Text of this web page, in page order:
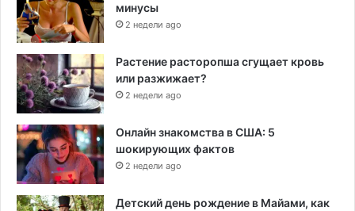
минусы
2 недели ago
Растение расторопша сгущает кровь
или разжижает?
2 недели ago
Онлайн знакомства в США: 5
шокирующих фактов
2 недели ago
Детский день рождение в Майами, как